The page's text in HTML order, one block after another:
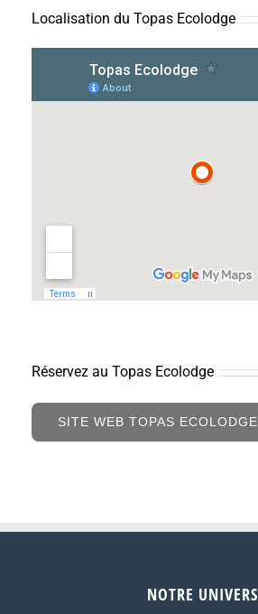
Localisation du Topas Ecolodge
Réservez au Topas Ecolodge
SITE WEB TOPAS ECOLODGE
NOTRE UNIVERS